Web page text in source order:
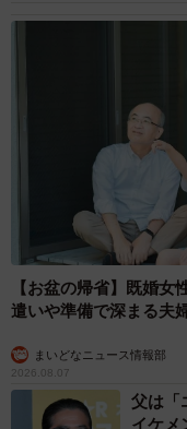
【お盆の帰省】既婚
遣いや準備で深まる夫
まいどなニュース情報部
2026.08.07
父は「
イケメ